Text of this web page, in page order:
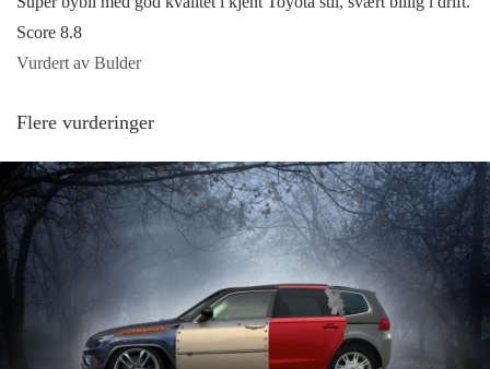
Score 8.8
Vurdert av Bulder
Flere vurderinger